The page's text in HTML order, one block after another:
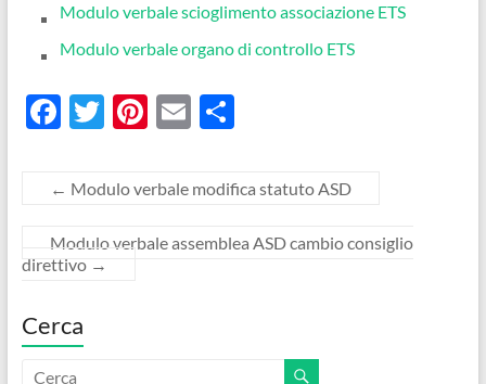
Modulo verbale scioglimento associazione ETS​
Modulo verbale organo di controllo ETS​
F
e
o
o
k
T
itt
Pi
er
t
E
ail
C
n
vi
← Modulo verbale modifica statuto ASD​
Modulo verbale assemblea ASD cambio consiglio
direttivo​ →
Cerca